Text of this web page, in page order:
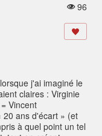
u
s:
96
j'ai imaginé le
claires : Virginie
Vincent
20 ans d'écart » (et
à quel point un tel